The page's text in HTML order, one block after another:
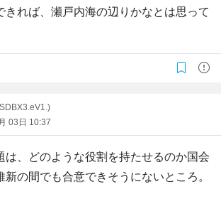
きれば、瀬戸内海の辺りかなとは思って
03日 10:37
は、どのような役割を持たせるのか国会
新の間でも合意できそうにないところ。